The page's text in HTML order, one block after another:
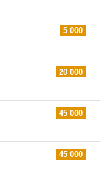
5 000
20 000
45 000
45 000